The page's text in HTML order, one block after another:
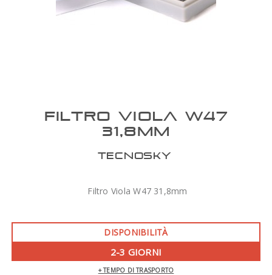
FILTRO VIOLA W47
31,8MM
TECNOSKY
Filtro Viola W47 31,8mm
DISPONIBILITÀ
2-3 GIORNI
+ TEMPO DI TRASPORTO